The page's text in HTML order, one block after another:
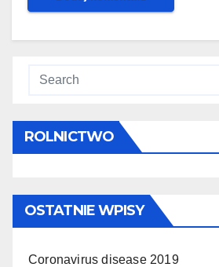
ROLNICTWO
OSTATNIE WPISY
Coronavirus disease 2019